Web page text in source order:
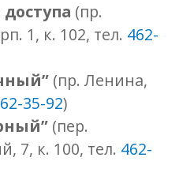
(пр.
1, к. 102, тел. 462-
(пр. Ленина,
35-92)
(пер.
7, к. 100, тел. 462-